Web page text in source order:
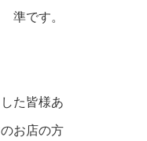
準です。
た皆様あ
お店の方